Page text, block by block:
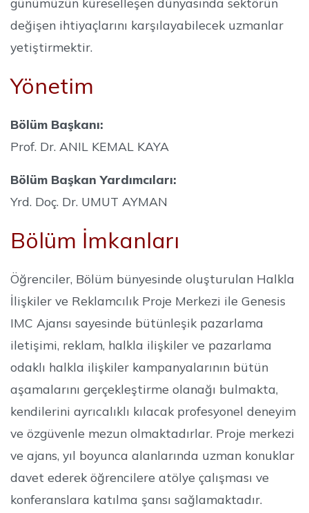
değişen ihtiyaçlarını karşılayabilecek uzmanlar
yetiştirmektir.
Yönetim
Bölüm Başkanı:
Prof. Dr. ANIL KEMAL KAYA
Bölüm Başkan Yardımcıları:
Yrd. Doç. Dr. UMUT AYMAN
Bölüm İmkanları
Öğrenciler, Bölüm bünyesinde oluşturulan Halkla
İlişkiler ve Reklamcılık Proje Merkezi ile Genesis
IMC Ajansı sayesinde bütünleşik pazarlama
iletişimi, reklam, halkla ilişkiler ve pazarlama
odaklı halkla ilişkiler kampanyalarının bütün
aşamalarını gerçekleştirme olanağı bulmakta,
kendilerini ayrıcalıklı kılacak profesyonel deneyim
ve özgüvenle mezun olmaktadırlar. Proje merkezi
ve ajans, yıl boyunca alanlarında uzman konuklar
davet ederek öğrencilere atölye çalışması ve
konferanslara katılma şansı sağlamaktadır.